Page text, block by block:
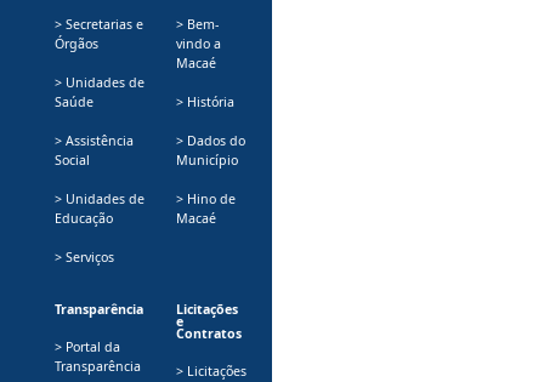
> Secretarias e
Órgãos
> Unidades de
Saúde
> Assistência
Social
> Unidades de
Educação
> Serviços
> Bem-
vindo a
Macaé
> História
> Dados do
Município
> Hino de
Macaé
Transparência
> Portal da
Transparência
Licitações
e
Contratos
> Licitações